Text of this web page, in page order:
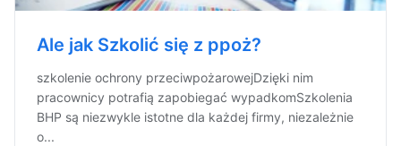
Ale jak Szkolić się z ppoż?
szkolenie ochrony przeciwpożarowejDzięki nim
pracownicy potrafią zapobiegać wypadkomSzkolenia
BHP są niezwykle istotne dla każdej firmy, niezależnie
o...